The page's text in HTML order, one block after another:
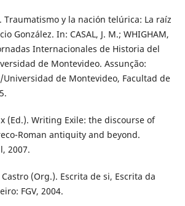
Traumatismo y la nación telúrica: La raíz
González. In: CASAL, J. M.; WHIGHAM,
Internacionales de Historia del
de Montevideo. Assunção:
de Montevideo, Facultad de
(Ed.). Writing Exile: the discourse of
Roman antiquity and beyond.
2007.
(Org.). Escrita de si, Escrita da
FGV, 2004.